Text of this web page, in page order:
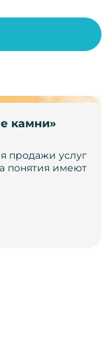
камни»
продажи услуг
понятия имеют